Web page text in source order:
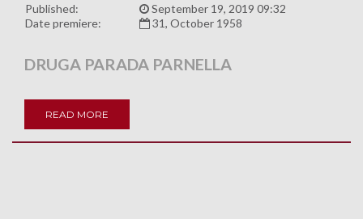
Published:
September 19, 2019 09:32
Date premiere:
31, October 1958
DRUGA PARADA PARNELLA
READ MORE